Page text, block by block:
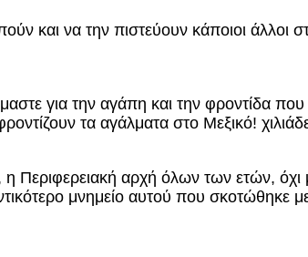
και να την πιστεύουν κάποιοι
για την αγάπη και την φροντίδα που
τα αγάλματα στο Μεξικό!
Περιφερειακή αρχή όλων των ετών,
μνημείο αυτού που σκοτώθηκε